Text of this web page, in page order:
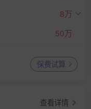
8万
50万
保费试算
查看详情